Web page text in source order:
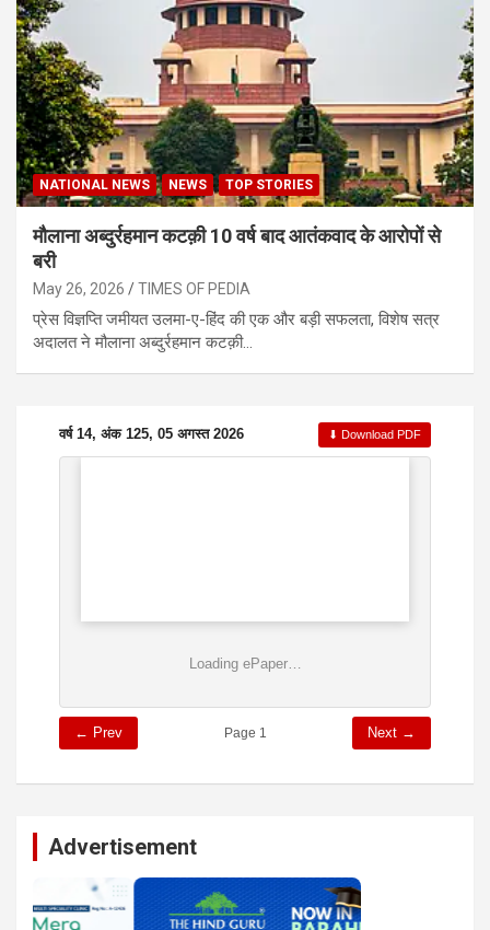
NATIONAL NEWS NEWS TOP STORIES
मौलाना अब्दुर्रहमान कटक़ी 10 वर्ष बाद आतंकवाद के आरोपों से
बरी
May 26, 2026 TIMES OF PEDIA
प्रेस विज्ञप्ति जमीयत उलमा-ए-हिंद की एक और बड़ी सफलता, विशेष सत्र
अदालत ने मौलाना अब्दुर्रहमान कटक़ी…
वर्ष 14, अंक 125, 05 अगस्त 2026 ⬇ Download PDF
Loading ePaper…
← Prev Page 1 Next →
Advertisement